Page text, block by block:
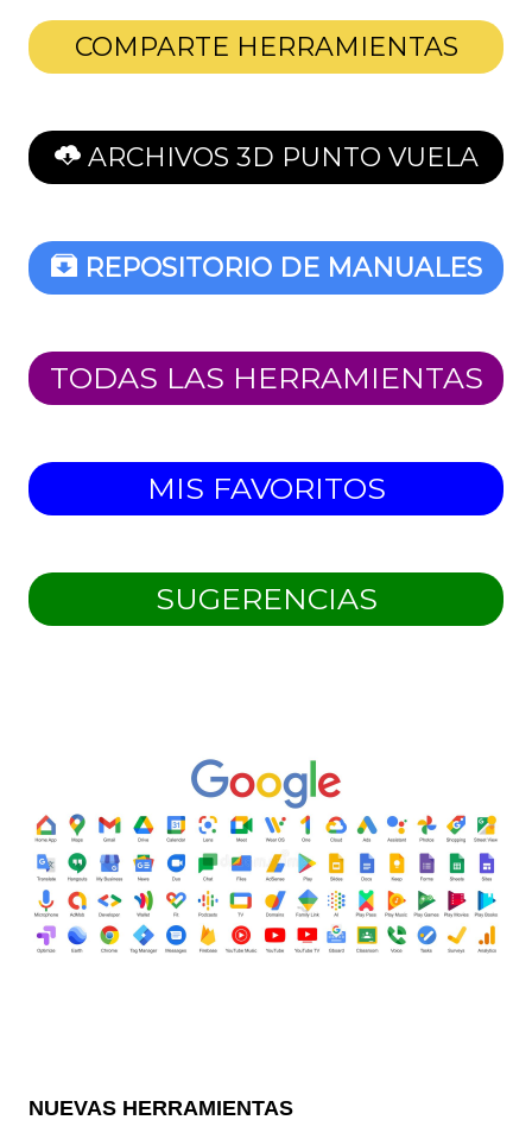
COMPARTE HERRAMIENTAS
ARCHIVOS 3D PUNTO VUELA
REPOSITORIO DE MANUALES
TODAS LAS HERRAMIENTAS
MIS FAVORITOS
SUGERENCIAS
NUEVAS HERRAMIENTAS